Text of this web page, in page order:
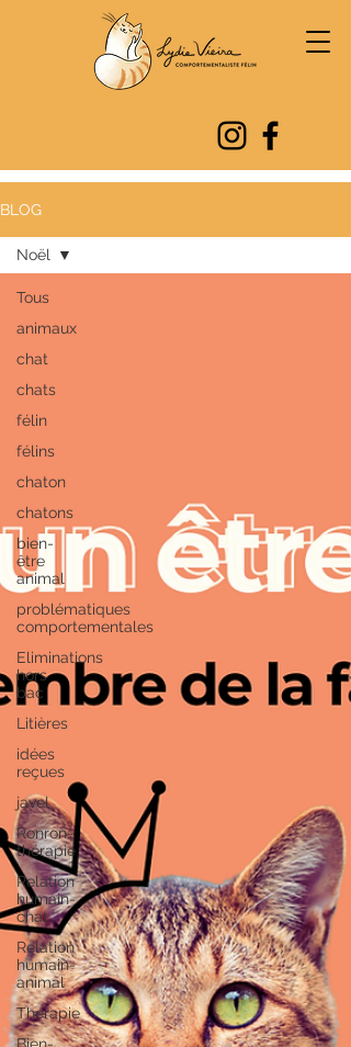
BLOG
Tous
animaux
chat
chats
félin
félins
chaton
chatons
bien-
être
animal
problématiques
comportementales
Eliminations
hors
bac
Litières
idées
reçues
javel
Ronron-
thérapie
Relation
humain-
chat
Relation
humain-
animal
Thérapie
Noël